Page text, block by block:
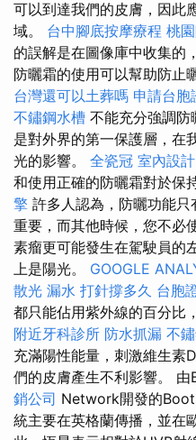
可以到達我們的皮膚，因此
域。 台中腳底按摩療程 桃
的誤解是在圖像庫中收集的
防曬霜的使用可以幫助防止
台灣還可以土葬嗎 申請台胞
不鏽鋼水槽 不能充分強調防
是對外界的第一保護層，在
光的影響。 全瓷冠 室內設計
和使用正確的防曬霜對於保
擎 許多人認為，防曬功能
重要，而其他時候，您不必
素瘤更可能發生在駕駛員的
上是陽光。 GOOGLE
散光 漏水 打針撐多久 台胞
都只能佔用紫外線的百分比
附近牙科診所 防水抓漏 不
充滿陽性能量，刺激維生素
們的皮膚產生不利影響。 由
銷公司 Network開發的
統主要在英格蘭傳播，並在